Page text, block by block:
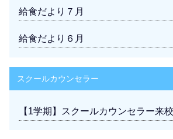
給食だより７月
給食だより６月
スクールカウンセラー
【1学期】スクールカウンセラー来